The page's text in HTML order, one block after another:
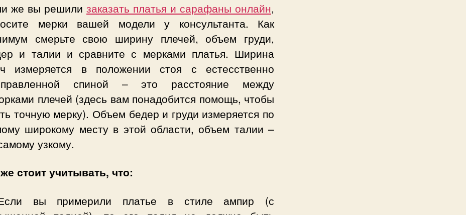
же вы решили заказать платья и сарафаны онлайн,
мерки вашей модели у консультанта. Как
смерьте свою ширину плечей, объем груди,
и талии и сравните с мерками платья. Ширина
измеряется в положении стоя с естесственно
спиной – это расстояние между
плечей (здесь вам понадобится помощь, чтобы
точную мерку). Объем бедер и груди измеряется по
широкому месту в этой области, объем талии –
узкому.
стоит учитывать, что:
вы примерили платье в стиле ампир (с